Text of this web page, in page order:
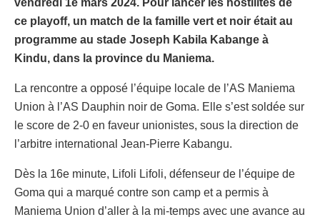
ce playoff, un match de la famille vert et noir était au
programme au stade Joseph Kabila Kabange à
Kindu, dans la province du Maniema.
La rencontre a opposé l’équipe locale de l’AS Maniema
Union à l’AS Dauphin noir de Goma. Elle s’est soldée sur
le score de 2-0 en faveur unionistes, sous la direction de
l’arbitre international Jean-Pierre Kabangu.
Dès la 16e minute, Lifoli Lifoli, défenseur de l’équipe de
Goma qui a marqué contre son camp et a permis à
Maniema Union d’aller à la mi-temps avec une avance au